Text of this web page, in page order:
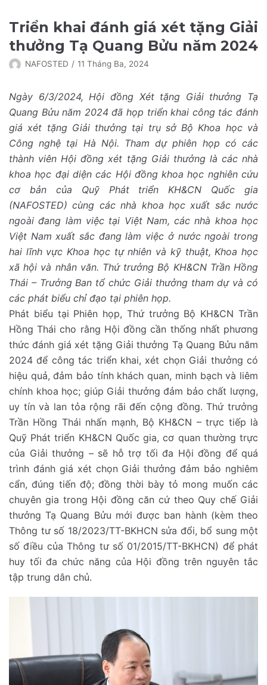
tới
nội
dung
Triển khai đánh giá xét tặng Giải
thưởng Tạ Quang Bửu năm 2024
NAFOSTED 11 Tháng Ba, 2024
Ngày 6/3/2024, Hội đồng Xét tặng Giải thưởng Tạ
Quang Bửu năm 2024 đã họp triển khai công tác đánh
giá xét tặng Giải thưởng tại trụ sở Bộ Khoa học và
Công nghệ tại Hà Nội. Tham dự phiên họp có các
thành viên Hội đồng xét tặng Giải thưởng là các nhà
khoa học đại diện các Hội đồng khoa học nghiên cứu
cơ bản của Quỹ Phát triển KH&CN Quốc gia
(NAFOSTED) cùng các nhà khoa học xuất sắc nước
ngoài đang làm việc tại Việt Nam, các nhà khoa học
Việt Nam xuất sắc đang làm việc ở nước ngoài trong
hai lĩnh vực Khoa học tự nhiên và kỹ thuật, Khoa học
xã hội và nhân văn. Thứ trưởng Bộ KH&CN Trần Hồng
Thái – Trưởng Ban tổ chức Giải thưởng tham dự và có
các phát biểu chỉ đạo tại phiên họp.
Phát biểu tại Phiên họp, Thứ trưởng Bộ KH&CN Trần
Hồng Thái cho rằng Hội đồng cần thống nhất phương
thức đánh giá xét tặng Giải thưởng Tạ Quang Bửu năm
2024 để công tác triển khai, xét chọn Giải thưởng có
hiệu quả, đảm bảo tính khách quan, minh bạch và liêm
chính khoa học; giúp Giải thưởng đảm bảo chất lượng,
uy tín và lan tỏa rộng rãi đến cộng đồng. Thứ trưởng
Trần Hồng Thái nhấn mạnh, Bộ KH&CN – trực tiếp là
Quỹ Phát triển KH&CN Quốc gia, cơ quan thường trực
của Giải thưởng – sẽ hỗ trợ tối đa Hội đồng để quá
trình đánh giá xét chọn Giải thưởng đảm bảo nghiêm
cẩn, đúng tiến độ; đồng thời bày tỏ mong muốn các
chuyên gia trong Hội đồng căn cứ theo Quy chế Giải
thưởng Tạ Quang Bửu mới được ban hành (kèm theo
Thông tư số 18/2023/TT-BKHCN sửa đổi, bổ sung một
số điều của Thông tư số 01/2015/TT-BKHCN) để phát
huy tối đa chức năng của Hội đồng trên nguyên tắc
tập trung dân chủ.